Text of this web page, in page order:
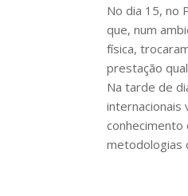
No dia 15, no
que, num
física,
prestação
Na tarde de
internacionais
metodologias